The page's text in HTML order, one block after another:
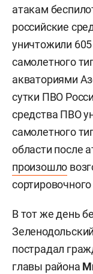
атакам
российские
уничтожили
самолетного
акваториями
сутки ПВО
средства ПВО
самолетного
области после
произошло
В тот же день
пострадал
главы района